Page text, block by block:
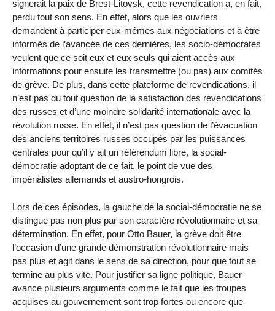
signerait la paix de Brest-Litovsk, cette revendication a, en fait,
perdu tout son sens. En effet, alors que les ouvriers
demandent à participer eux-mêmes aux négociations et à être
informés de l’avancée de ces dernières, les socio-démocrates
veulent que ce soit eux et eux seuls qui aient accès aux
informations pour ensuite les transmettre (ou pas) aux comités
de grève. De plus, dans cette plateforme de revendications, il
n’est pas du tout question de la satisfaction des revendications
des russes et d’une moindre solidarité internationale avec la
révolution russe. En effet, il n’est pas question de l’évacuation
des anciens territoires russes occupés par les puissances
centrales pour qu’il y ait un référendum libre, la social-
démocratie adoptant de ce fait, le point de vue des
impérialistes allemands et austro-hongrois.
Lors de ces épisodes, la gauche de la social-démocratie ne se
distingue pas non plus par son caractère révolutionnaire et sa
détermination. En effet, pour Otto Bauer, la grève doit être
l’occasion d’une grande démonstration révolutionnaire mais
pas plus et agit dans le sens de sa direction, pour que tout se
termine au plus vite. Pour justifier sa ligne politique, Bauer
avance plusieurs arguments comme le fait que les troupes
acquises au gouvernement sont trop fortes ou encore que